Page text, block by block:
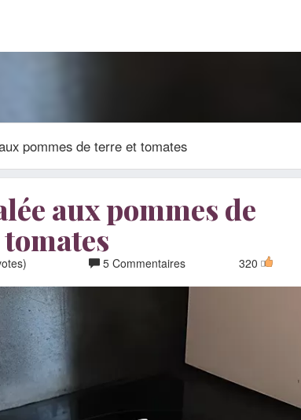
pommes de terre et tomates
aux pommes de
5 Commentaires 320